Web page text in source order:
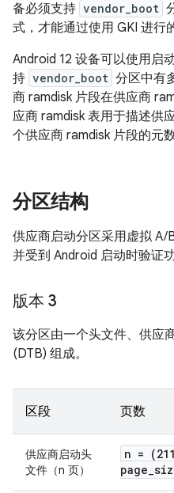
备必须支持 vendor_boot
式，才能通过使用 GKI 进行
Android 12 设备可以使用启
持 vendor_boot 分区中有
商 ramdisk 片段在供应商
应商 ramdisk 表用于描述供
个供应商 ramdisk 片段的元数
分区结构
供应商启动分区采用虚拟 A/
并受到 Android 启动时验证
版本 3
该分区由一个头文件、供应
(DTB) 组成。
区段 页数
供应商启动头
文件（n 页）
n =
page_